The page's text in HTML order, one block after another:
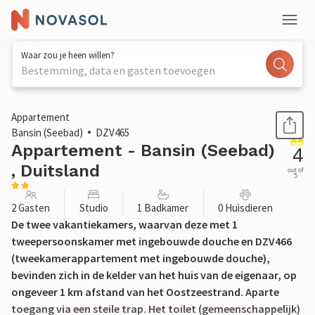
Waar zou je heen willen?
Bestemming, data en gasten toevoegen
1 / 10
Appartement
Bansin (Seebad)
DZV465
Appartement - Bansin (Seebad)
, Duitsland
4
out of
5
2 Gasten Studio 1 Badkamer 0 Huisdieren
De twee vakantiekamers, waarvan deze met 1
tweepersoonskamer met ingebouwde douche en DZV466
(tweekamerappartement met ingebouwde douche),
bevinden zich in de kelder van het huis van de eigenaar, op
ongeveer 1 km afstand van het Oostzeestrand. Aparte
toegang via een steile trap. Het toilet (gemeenschappelijk)